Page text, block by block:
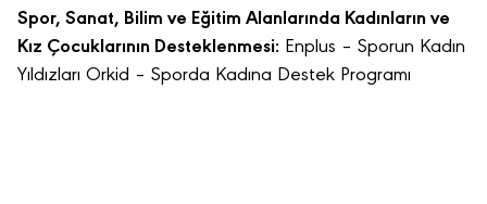
Spor, Sanat, Bilim ve Eğitim Alanlarında Kadınların ve
Kız Çocuklarının Desteklenmesi: Enplus – Sporun Kadın
Yıldızları Orkid – Sporda Kadına Destek Programı